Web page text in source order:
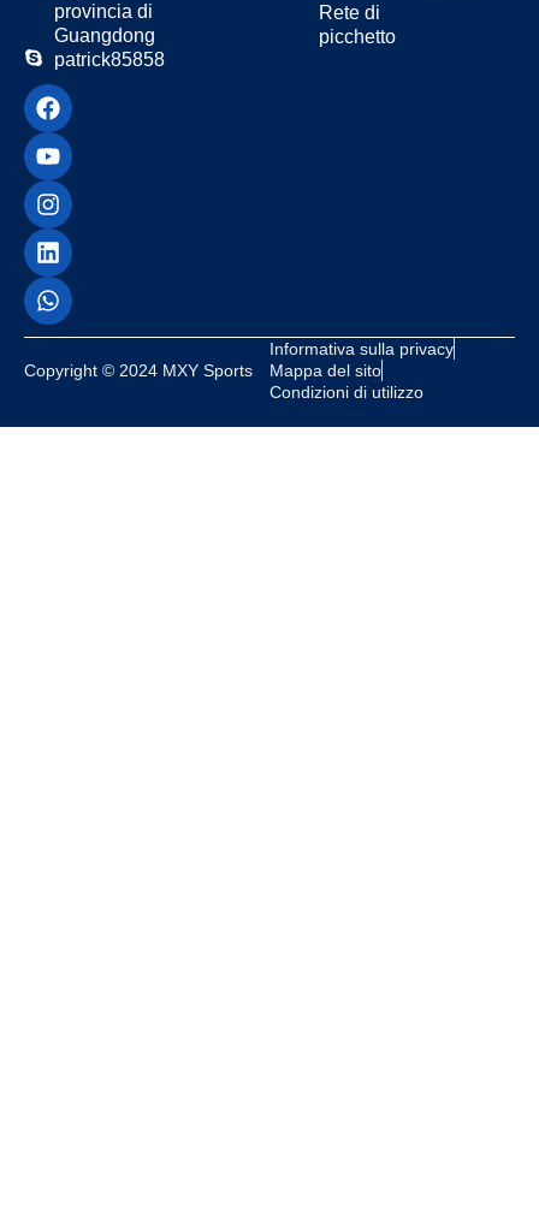
provincia di
Guangdong
patrick85858
Rete di
picchetto
Copyright © 2024 MXY Sports
Informativa sulla privacy
Mappa del sito
Condizioni di utilizzo